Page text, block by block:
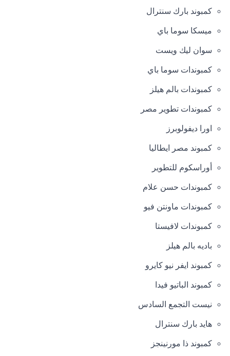
كمبوند بارك سنترال
ميسكا سوما باي
سوان ليك ويست
كمبوندات سوما باي
كمبوندات بالم هيلز
كمبوندات تطوير مصر
اورا ديفولوبرز
كمبوند مصر ايطاليا
أوراسكوم للتطوير
كمبوندات حسن علام
كمبوندات ماونتن فيو
كمبوندات لافيستا
باديه بالم هيلز
كمبوند ايفر نيو كايرو
كمبوند الباتيو فيدا
نيست التجمع السادس
هايد بارك سنترال
كمبوند ذا مورنينجز